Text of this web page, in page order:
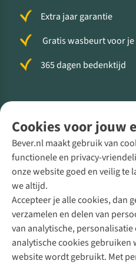
Cookies voor jouw
Bever.nl maakt gebruik van
functionele en privacy-
onze website goed en veilig te
we altijd.
Accepteer je alle cookies, dan
verzamelen en delen van
van analytische,
analytische cookies gebruiken
website wordt gebruikt. Met
Extra jaar garantie
Gratis wasbeurt voor
365 dagen bedenktijd
Direct advies van een
+31 (0)85 888 50 88
+31 6 12 28 49 80
Contactformulier